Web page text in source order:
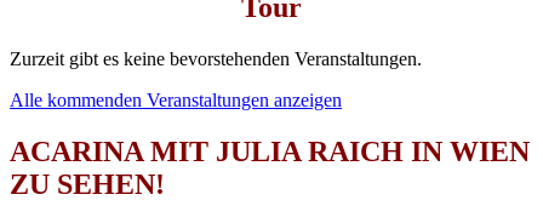
Tour
Zurzeit gibt es keine bevorstehenden Veranstaltungen.
Alle kommenden Veranstaltungen anzeigen
ACARINA MIT JULIA RAICH IN WIEN
ZU SEHEN!